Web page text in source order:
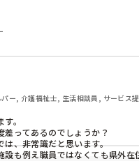
ます。
と対面の面会はおろか、散髪
いる中、妹はあまりにも身
県外在住の人間との接触に
ー, 介護福祉士, 生活相談員, サービス
。
差ってあるのでしょうか？
は、非常識だと思います。
設も例え職員ではなくても県外在